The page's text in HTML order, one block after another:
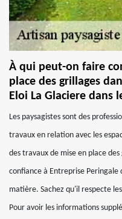
À qui peut-on faire
place des grillages
Eloi La Glaciere dans
Les paysagistes sont des
travaux en relation avec les
des travaux de mise en place
confiance à Entreprise Peringale
matière. Sachez qu'il respecte
Pour avoir les informations